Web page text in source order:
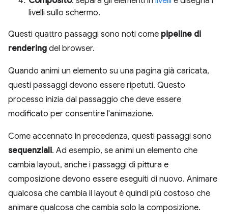
livelli sullo schermo.
Questi quattro passaggi sono noti come pipeline di
rendering del browser.
Quando animi un elemento su una pagina già caricata,
questi passaggi devono essere ripetuti. Questo
processo inizia dal passaggio che deve essere
modificato per consentire l'animazione.
Come accennato in precedenza, questi passaggi sono
sequenziali. Ad esempio, se animi un elemento che
cambia layout, anche i passaggi di pittura e
composizione devono essere eseguiti di nuovo. Animare
qualcosa che cambia il layout è quindi più costoso che
animare qualcosa che cambia solo la composizione.